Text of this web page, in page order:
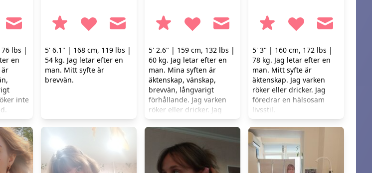
lbs |
en
är
inte
5' 6.1" | 168 cm, 119 lbs |
54 kg. Jag letar efter en
man. Mitt syfte är
brevvän.
5' 2.6" | 159 cm, 132 lbs |
60 kg. Jag letar efter en
man. Mina syften är
äktenskap, vänskap,
brevvän, långvarigt
förhållande. Jag varken
röker eller dricker. Jag
föredrar en hälsosam
livsstil.
5' 3" | 160 cm, 172 lbs |
78 kg. Jag letar efter en
man. Mitt syfte är
äktenskap. Jag varken
röker eller dricker. Jag
föredrar en hälsosam
livsstil.